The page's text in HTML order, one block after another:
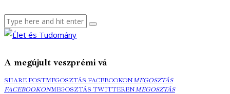
A megújult veszprémi vá
SHARE POSTMEGOSZTÁS FACEBOOKONMEGOSZTÁS
FACEBOOKONMEGOSZTÁS TWITTERENMEGOSZTÁS